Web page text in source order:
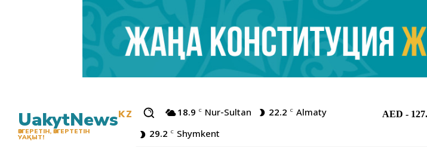
UakytNewsKZ
ӨЗГЕРЕТІН, ӨЗГЕРТЕТІН
УАҚЫТ!
18.9 C Nur-Sultan 22.2 C Almaty
29.2 C Shymkent